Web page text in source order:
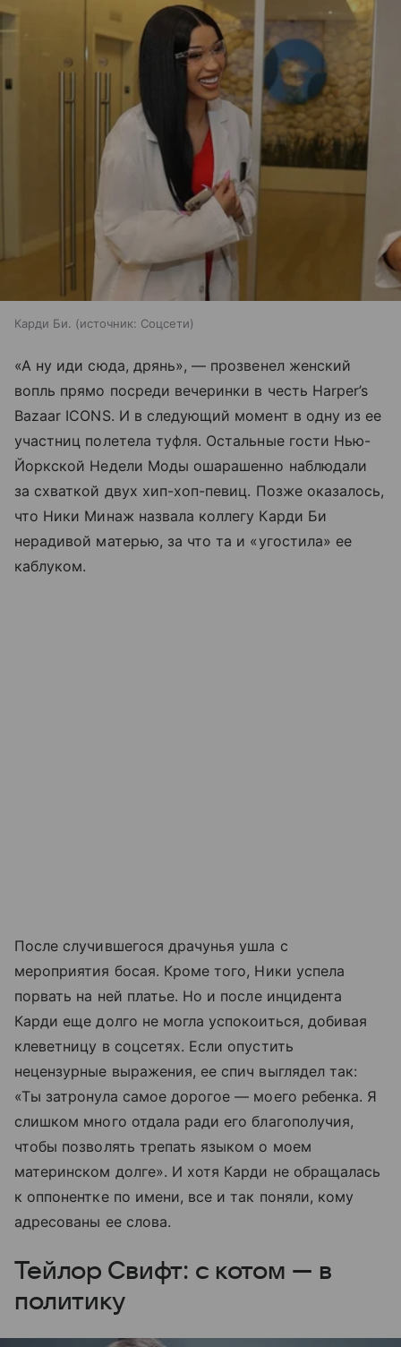
Карди Би. источник: Соцсети
«А ну иди сюда, дрянь», — прозвенел женский
вопль прямо посреди вечеринки в честь Harper’s
Bazaar ICONS. И в следующий момент в одну из ее
участниц полетела туфля. Остальные гости Нью-
Йоркской Недели Моды ошарашенно наблюдали
за схваткой двух хип-хоп-певиц. Позже оказалось,
что Ники Минаж назвала коллегу Карди Би
нерадивой матерью, за что та и «угостила» ее
каблуком.
После случившегося драчунья ушла с
мероприятия босая. Кроме того, Ники успела
порвать на ней платье. Но и после инцидента
Карди еще долго не могла успокоиться, добивая
клеветницу в соцсетях. Если опустить
нецензурные выражения, ее спич выглядел так:
«Ты затронула самое дорогое — моего ребенка. Я
слишком много отдала ради его благополучия,
чтобы позволять трепать языком о моем
материнском долге». И хотя Карди не обращалась
к оппонентке по имени, все и так поняли, кому
адресованы ее слова.
Тейлор Свифт: с котом — в
политику